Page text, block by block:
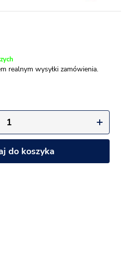
realnym wysyłki zamówienia.
do koszyka